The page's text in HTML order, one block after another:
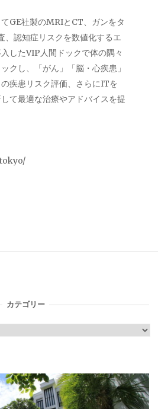
GE社製のMRIとCT、ガンをタ
、認知症リスクを数値化するエ
したVIP人間ドックで体の隅々
クし、「がん」「脳・心疾患」
の疾患リスク評価、さらにITを
て最適な治療やアドバイスを提
カテゴリー